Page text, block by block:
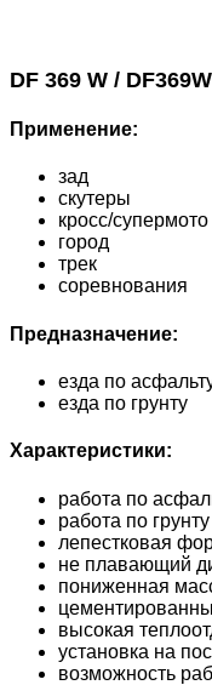
DF 369 W / DF369W
Применение:
зад
скутеры
кросс/супермото
город
трек
соревнования
Предназначение:
езда по
езда по грунту
Характеристики:
работа по
работа по грунту
лепестковая
не плавающий
пониженная
высокая
установка на
возможность